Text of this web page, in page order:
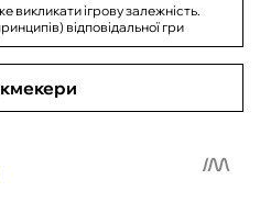
викликати ігрову залежність.
відповідальної гри